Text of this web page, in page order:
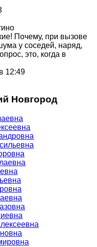
Почему, при вызове
у соседей, наряд,
это, когда в
12:49
Новгород